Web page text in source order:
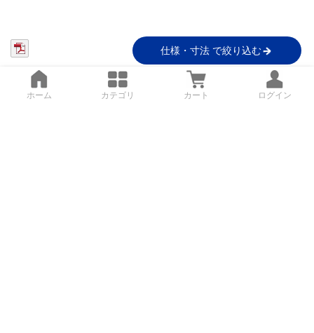
仕様・寸法 で絞り込む
ホーム カテゴリ カート ログイン